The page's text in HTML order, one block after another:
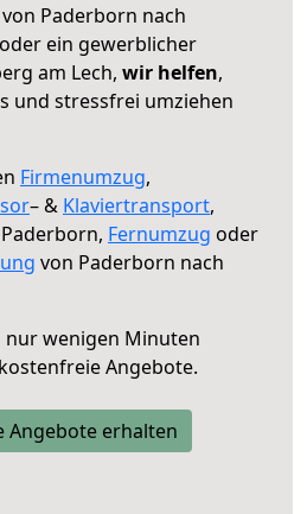
von Paderborn nach
ein gewerblicher
am Lech, wir helfen,
und stressfrei umziehen
Firmenumzug,
– & Klaviertransport,
Fernumzug oder
von Paderborn nach
nur wenigen Minuten
Angebote.
Angebote erhalten